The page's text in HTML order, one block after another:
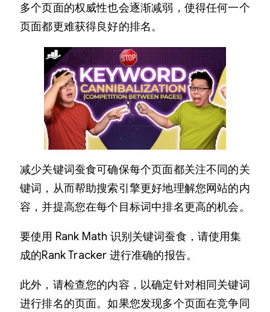
多个页面的权威性也会逐渐减弱，使得任何一个
页面都更难获得良好的排名。
减少关键词蚕食可确保每个页面都关注不同的关
键词，从而帮助搜索引擎更好地理解您网站的内
容，并提高您在每个目标词中排名更高的机会。
要使用 Rank Math 识别关键词蚕食，请使用集
成的Rank Tracker 进行准确的报告。
此外，请检查您的内容，以确定针对相同关键词
进行排名的页面。如果您发现多个页面在竞争同